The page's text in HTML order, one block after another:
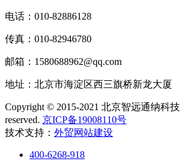
电话：010-82886128
传真：010-82946780
邮箱：1580688962@qq.com
地址：北京市海淀区西三旗桥新龙大厦
Copyright © 2015-2021 北京智远通纳科
reserved. 京ICP备19008110号
技术支持： 外贸网站建设
400-6268-918